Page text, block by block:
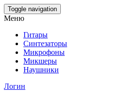
Skip
to
content
Toggle navigation
Меню
Гитары
Синтезаторы
Микрофоны
Микшеры
Наушники
Логин